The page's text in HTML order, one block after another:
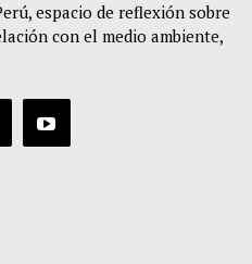
espacio de reflexión sobre
con el medio ambiente,